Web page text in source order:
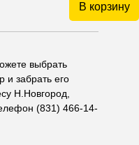
В корзину
выбрать
и забрать его
Н.Новгород,
(831) 466-14-